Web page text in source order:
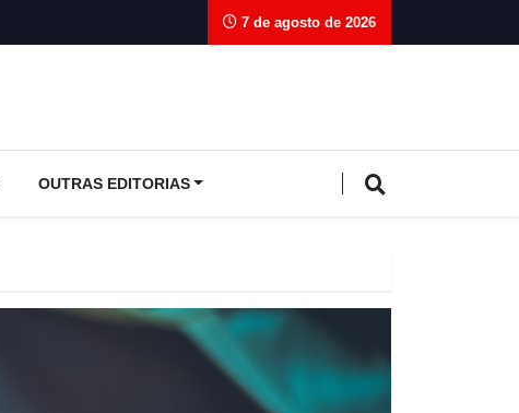
7 de agosto de 2026
OUTRAS EDITORIAS